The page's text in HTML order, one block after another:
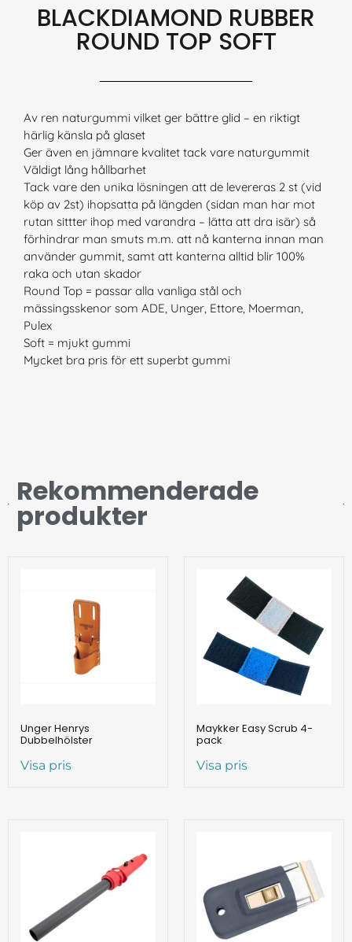
BLACKDIAMOND RUBBER
ROUND TOP SOFT
Av ren naturgummi vilket ger bättre glid – en riktigt
härlig känsla på glaset
Ger även en jämnare kvalitet tack vare naturgummit
Väldigt lång hållbarhet
Tack vare den unika lösningen att de levereras 2 st (vid
köp av 2st) ihopsatta på längden (sidan man har mot
rutan sittter ihop med varandra – lätta att dra isär) så
förhindrar man smuts m.m. att nå kanterna innan man
använder gummit, samt att kanterna alltid blir 100%
raka och utan skador
Round Top = passar alla vanliga stål och
mässingsskenor som ADE, Unger, Ettore, Moerman,
Pulex
Soft = mjukt gummi
Mycket bra pris för ett superbt gummi
Rekommenderade
produkter
Unger Henrys
Dubbelhölster
Visa pris
Maykker Easy Scrub 4-
pack
Visa pris